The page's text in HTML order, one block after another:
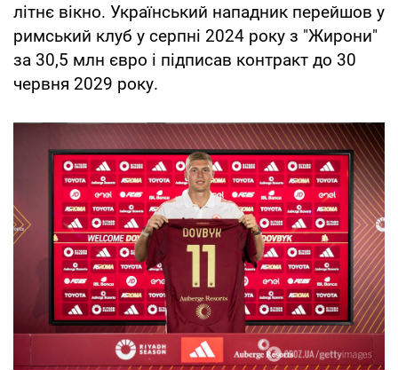
літнє вікно. Український нападник перейшов у
римський клуб у серпні 2024 року з "Жирони"
за 30,5 млн євро і підписав контракт до 30
червня 2029 року.